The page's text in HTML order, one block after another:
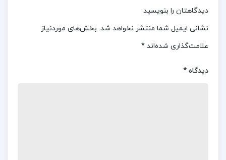
ترغیب می‌کند.
بی آر هرگنهان :
دیدگاهتان را بنویسید
نشانی ایمیل شما منتشر نخواهد شد. بخش‌های موردنیاز
علامت‌گذاری شده‌اند *
دیدگاه *